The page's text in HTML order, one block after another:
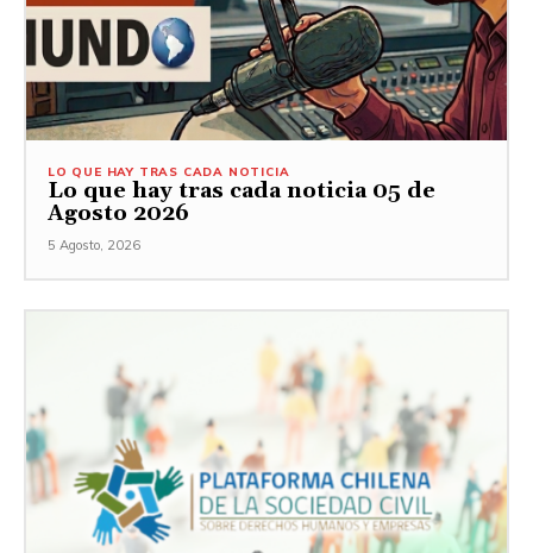
LO QUE HAY TRAS CADA NOTICIA
Lo que hay tras cada noticia 05 de
Agosto 2026
5 Agosto, 2026